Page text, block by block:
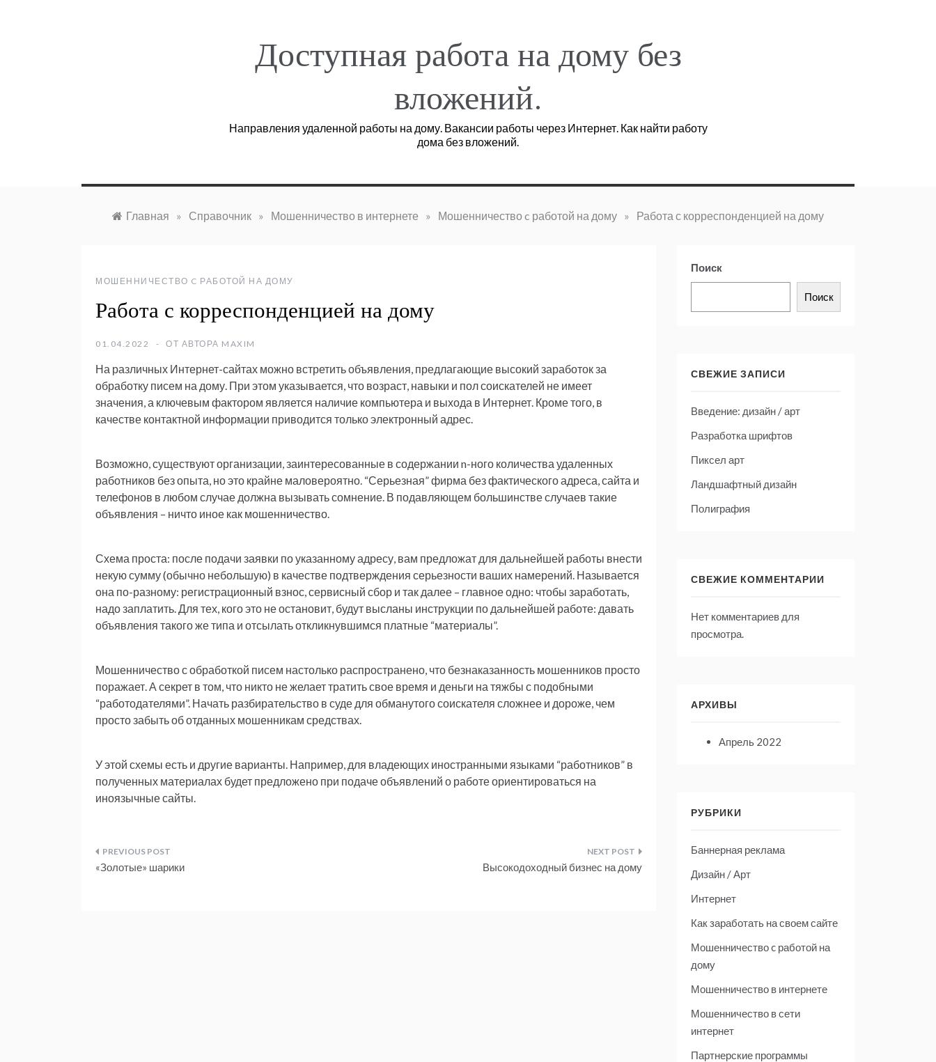
Доступная работа на дому без
вложений.
Направления удаленной работы на дому. Вакансии работы через Интернет. Как найти работу
дома без вложений.
Главная » Справочник » Мошенничество в интернете » Мошенничество c работой на дому » Работа с корреспонденцией на дому
МОШЕННИЧЕСТВО C РАБОТОЙ НА ДОМУ
Работа с корреспонденцией на дому
01.04.2022 ОТ АВТОРА MAXIM
На различных Интернет-сайтах можно встретить объявления, предлагающие высокий заработок за
обработку писем на дому. При этом указывается, что возраст, навыки и пол соискателей не имеет
значения, а ключевым фактором является наличие компьютера и выхода в Интернет. Кроме того, в
качестве контактной информации приводится только электронный адрес.
Возможно, существуют организации, заинтересованные в содержании n-ного количества удаленных
работников без опыта, но это крайне маловероятно. “Серьезная” фирма без фактического адреса, сайта и
телефонов в любом случае должна вызывать сомнение. В подавляющем большинстве случаев такие
объявления – ничто иное как мошенничество.
Схема проста: после подачи заявки по указанному адресу, вам предложат для дальнейшей работы внести
некую сумму (обычно небольшую) в качестве подтверждения серьезности ваших намерений. Называется
она по-разному: регистрационный взнос, сервисный сбор и так далее – главное одно: чтобы заработать,
надо заплатить. Для тех, кого это не остановит, будут высланы инструкции по дальнейшей работе: давать
объявления такого же типа и отсылать откликнувшимся платные “материалы”.
Мошенничество с обработкой писем настолько распространено, что безнаказанность мошенников просто
поражает. А секрет в том, что никто не желает тратить свое время и деньги на тяжбы с подобными
“работодателями”. Начать разбирательство в суде для обманутого соискателя сложнее и дороже, чем
просто забыть об отданных мошенникам средствах.
У этой схемы есть и другие варианты. Например, для владеющих иностранными языками “работников” в
полученных материалах будет предложено при подаче объявлений о работе ориентироваться на
иноязычные сайты.
Навигация
«Золотые» шарики Высокодоходный бизнес на дому
Поиск
Поиск
СВЕЖИЕ ЗАПИСИ
Введение: дизайн / арт
Разработка шрифтов
Пиксел арт
Ландшафтный дизайн
Полиграфия
СВЕЖИЕ КОММЕНТАРИИ
Нет комментариев для
просмотра.
АРХИВЫ
Апрель 2022
РУБРИКИ
Баннерная реклама
Дизайн / Арт
Интернет
Как заработать на своем сайте
Мошенничество c работой на
дому
Мошенничество в интернете
Мошенничество в сети
интернет
Партнерские программы